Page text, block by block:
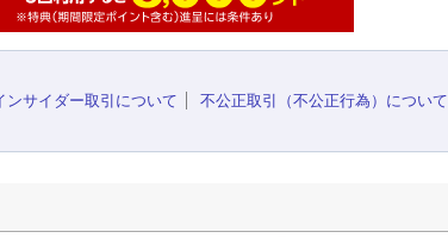
ンサイダー取引について
不公正取引（不公正行為）について